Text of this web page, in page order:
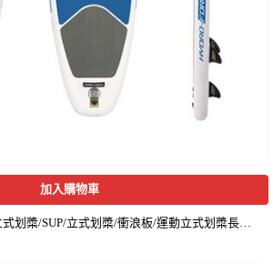
加入購物車
Bestway。65303充氣式立式划槳/SUP/立式划槳/衝浪板/運動立式划槳長板-附槳附座椅